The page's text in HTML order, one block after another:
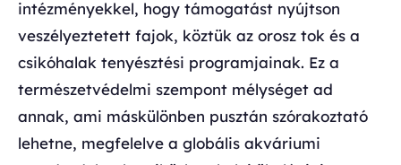
intézményekkel, hogy támogatást nyújtson
veszélyeztetett fajok, köztük az orosz tok és a
csikóhalak tenyésztési programjainak. Ez a
természetvédelmi szempont mélységet ad
annak, ami máskülönben pusztán szórakoztató
lehetne, megfelelve a globális akváriumi